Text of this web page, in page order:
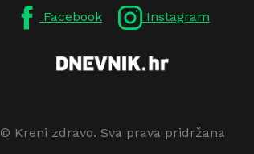
Facebook Instagram
© Kreni zdravo. Sva prava pridržana